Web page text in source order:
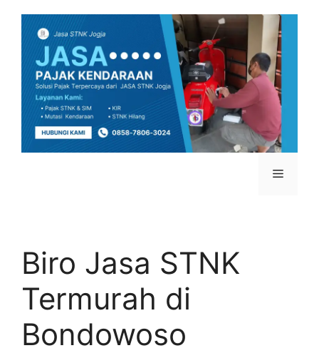
Biro Jasa STNK
Termurah di
Bondowoso